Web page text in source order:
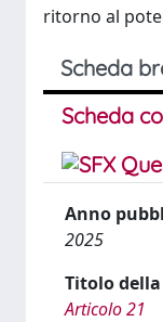
ritorno al
Scheda
Scheda
Anno
2025
Titolo
Articolo 21